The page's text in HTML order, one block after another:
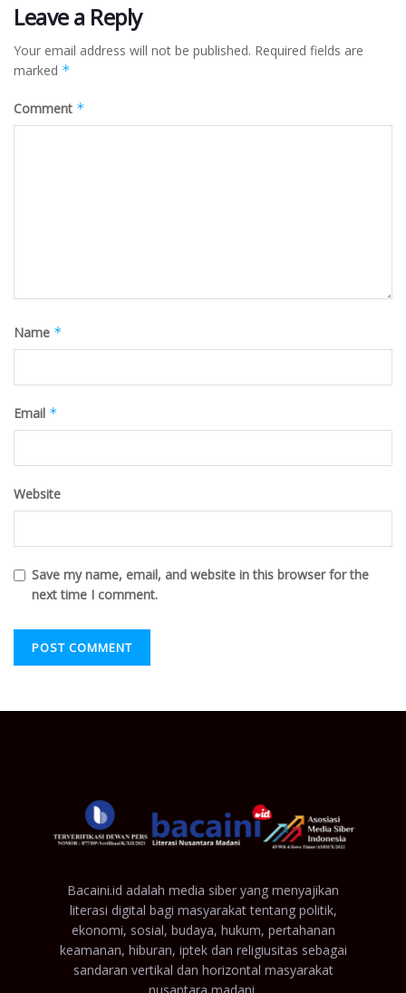
Leave a Reply
Your email address will not be published. Required fields are
marked *
Comment *
Name *
Email *
Website
Save my name, email, and website in this browser for the
next time I comment.
Bacaini.id adalah media siber yang menyajikan
literasi digital bagi masyarakat tentang politik,
ekonomi, sosial, budaya, hukum, pertahanan
keamanan, hiburan, iptek dan religiusitas sebagai
sandaran vertikal dan horizontal masyarakat